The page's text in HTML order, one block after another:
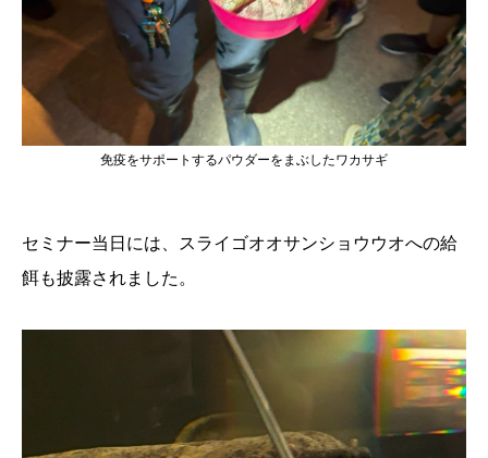
免疫をサポートするパウダーをまぶしたワカサギ
セミナー当日には、スライゴオオサンショウウオへの給
餌も披露されました。